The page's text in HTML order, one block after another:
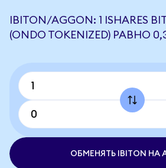
IBITON/AGGON: 1 ISHARES
(ONDO TOKENIZED) РАВНО
ОБМЕНЯТЬ IBITON НА